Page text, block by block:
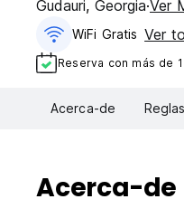
Gudauri, Georgia Ver
WiFi Gratis Ver
Reserva con más de
Acerca-de
Acerca-de